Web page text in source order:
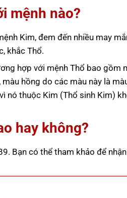
mệnh nào?
Kim, đem đến nhiều may
khắc Thổ.
hợp với mệnh Thổ bao gồm
hồng do các màu này là
nó thuộc Kim (Thổ sinh Kim)
hay không?
Bạn có thể tham khảo để